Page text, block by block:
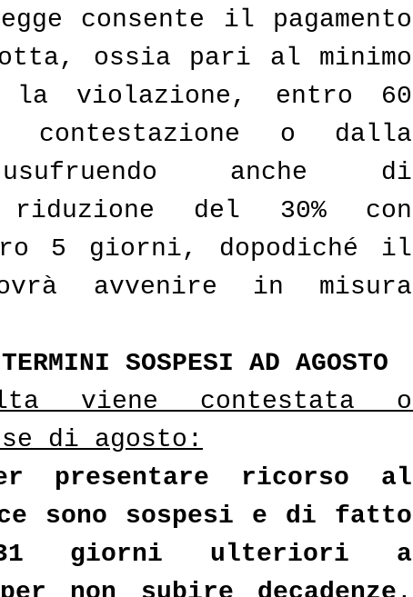
consente il pagamento
ossia pari al minimo
la violazione, entro 60
o dalla
anche di
riduzione del 30% con
5 giorni, dopodiché il
avvenire in misura
SOSPESI AD AGOSTO
viene contestata o
di agosto:
presentare ricorso al
sono sospesi e di fatto
giorni ulteriori a